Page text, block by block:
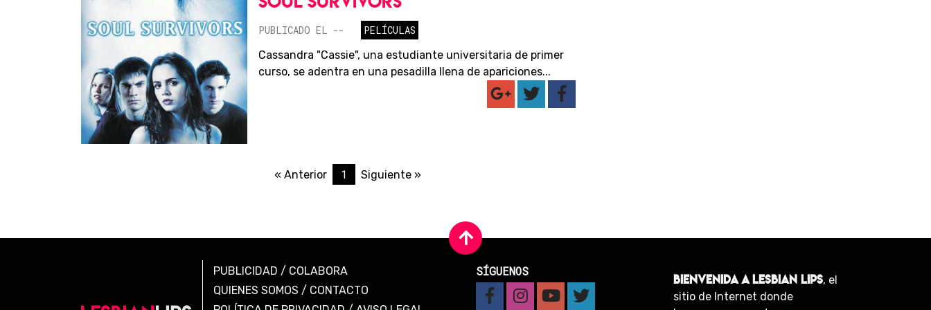
PUBLICADO EL --
PELÍCULAS
Cassandra "Cassie", una estudiante universitaria de primer
curso, se adentra en una pesadilla llena de apariciones...
« Anterior 1 Siguiente »
PUBLICIDAD / COLABORA
QUIENES SOMOS / CONTACTO
SÍGUENOS
BIENVENIDA A LESBIAN LIPS, el
sitio de Internet donde